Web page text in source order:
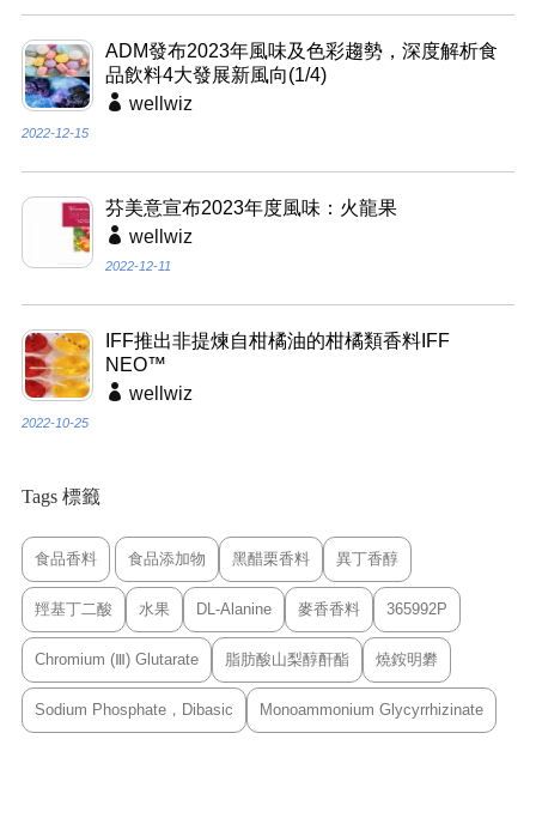
ADM發布2023年風味及色彩趨勢，深度解析食
品飲料4大發展新風向(1/4)
wellwiz
2022-12-15
芬美意宣布2023年度風味：火龍果
wellwiz
2022-12-11
IFF推出非提煉自柑橘油的柑橘類香料IFF
NEO™
wellwiz
2022-10-25
Tags 標籤
食品香料 食品添加物 黑醋栗香料 異丁香醇
羥基丁二酸 水果 DL-Alanine 麥香香料 365992P
Chromium (Ⅲ) Glutarate 脂肪酸山梨醇酐酯 燒銨明礬
Sodium Phosphate，Dibasic Monoammonium Glycyrrhizinate